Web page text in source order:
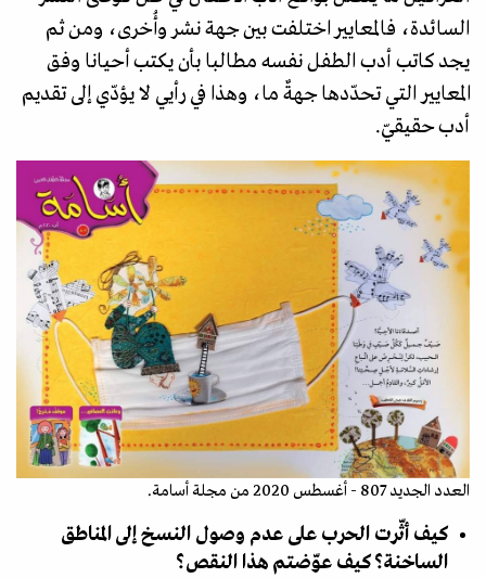
السائدة، فالمعايير اختلفت بين جهة نشر وأُخرى، ومن ثم
يجد كاتب أدب الطفل نفسه مطالبا بأن يكتب أحيانا وفق
المعايير التي تحدّدها جهةٌ ما، وهذا في رأيي لا يؤدّي إلى تقديم
أدب حقيقيّ.
العدد الجديد 807 - أغسطس 2020 من مجلة أسامة.
كيف أثّرت الحرب على عدم وصول النسخ إلى المناطق
الساخنة؟ كيف عوّضتم هذا النقص؟